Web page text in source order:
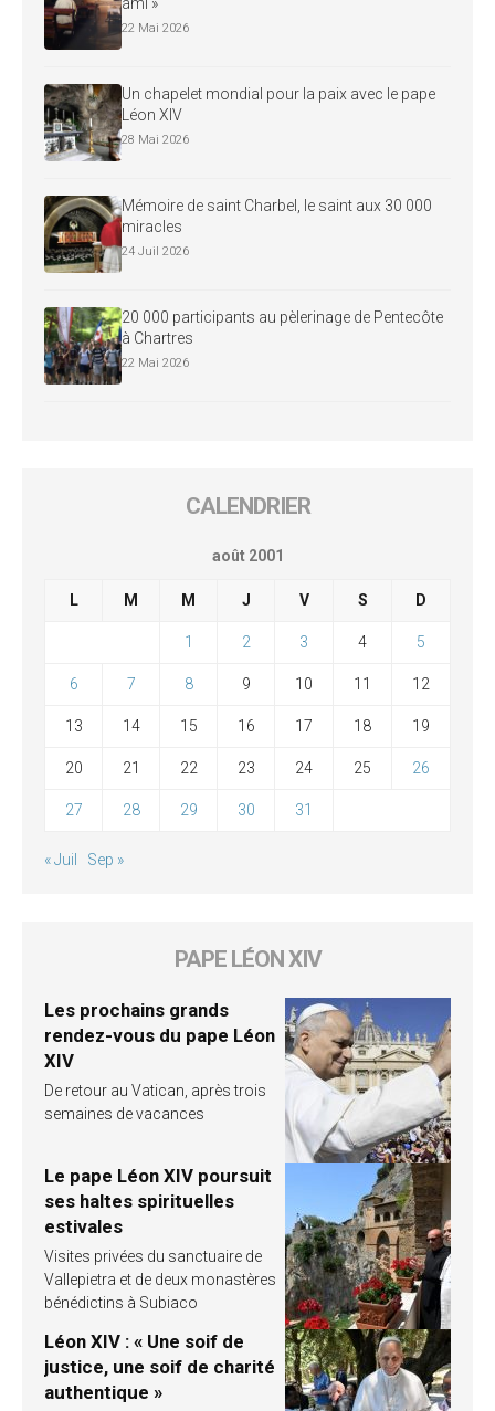
22 Mai 2026
Un chapelet mondial pour la paix avec le pape
Léon XIV
28 Mai 2026
Mémoire de saint Charbel, le saint aux 30 000
miracles
24 Juil 2026
20 000 participants au pèlerinage de Pentecôte
à Chartres
22 Mai 2026
CALENDRIER
août 2001
L M M J V S D
1 2 3 4 5
6 7 8 9 10 11 12
13 14 15 16 17 18 19
20 21 22 23 24 25 26
27 28 29 30 31
« Juil Sep »
PAPE LÉON XIV
Les prochains grands
rendez-vous du pape Léon
XIV
De retour au Vatican, après trois
semaines de vacances
Le pape Léon XIV poursuit
ses haltes spirituelles
estivales
Visites privées du sanctuaire de
Vallepietra et de deux monastères
bénédictins à Subiaco
Léon XIV : « Une soif de
justice, une soif de charité
authentique »